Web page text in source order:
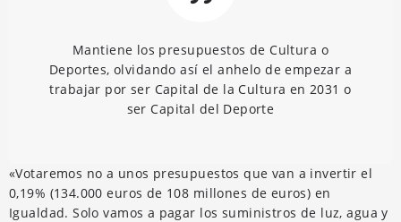
Mantiene los presupuestos de Cultura o
Deportes, olvidando así el anhelo de empezar a
trabajar por ser Capital de la Cultura en 2031 o
ser Capital del Deporte
«Votaremos no a unos presupuestos que van a invertir el
0,19% (134.000 euros de 108 millones de euros) en
Igualdad. Solo vamos a pagar los suministros de luz, agua y